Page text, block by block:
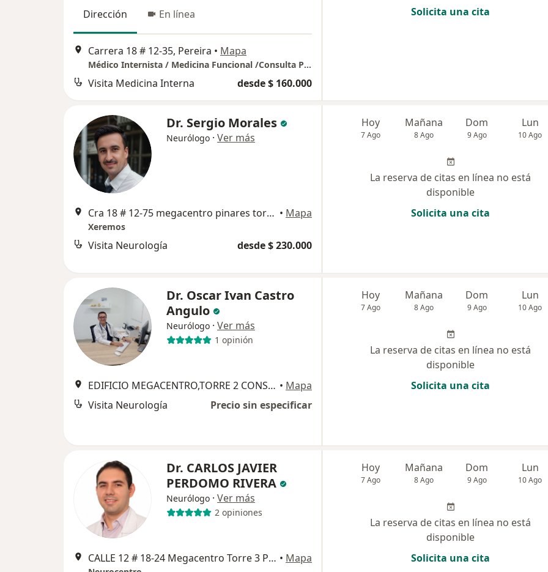
Dirección En línea
Carrera 18 # 12-35, Pereira • Mapa
Médico Internista / Medicina Funcional /Consulta Presencial, Virtual, Domiciliaria
Visita Medicina Interna desde $ 160.000
Solicita una cita
Dr. Sergio Morales
Neurólogo · Ver más
Cra 18 # 12-75 megacentro pinares torre 2 consultorio 607 , Pereira • Mapa
Xeremos
Visita Neurología desde $ 230.000
Hoy
7 Ago
Mañana
8 Ago
Dom
9 Ago
Lun
10 Ago
La reserva de citas en línea no está
disponible
Solicita una cita
Dr. Oscar Ivan Castro
Angulo
Neurólogo · Ver más
1 opinión
EDIFICIO MEGACENTRO,TORRE 2 CONS 605, Pereira • Mapa
Visita Neurología
Precio sin especificar
Hoy
7 Ago
Mañana
8 Ago
Dom
9 Ago
Lun
10 Ago
La reserva de citas en línea no está
disponible
Solicita una cita
Dr. CARLOS JAVIER
PERDOMO RIVERA
Neurólogo · Ver más
2 opiniones
CALLE 12 # 18-24 Megacentro Torre 3 Piso 3, Pereira • Mapa
Hoy
7 Ago
Mañana
8 Ago
Dom
9 Ago
Lun
10 Ago
La reserva de citas en línea no está
disponible
Solicita una cita